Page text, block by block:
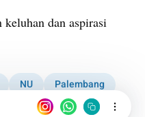
dan aspirasi
NU
Palembang